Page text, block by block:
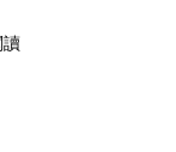
讀